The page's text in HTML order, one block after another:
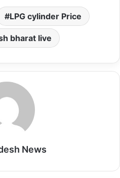
a
iLPG cylinder Price
bharat live
News